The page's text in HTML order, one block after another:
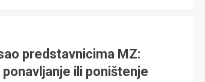
predstavnicima MZ:
ili poništenje